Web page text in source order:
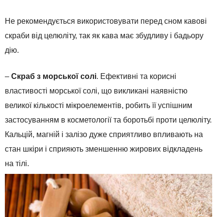
Не рекомендується використовувати перед сном кавові
скраби від целюліту, так як кава має збудливу і бадьору
дію.
– Скраб з морської солі. Ефективні та корисні
властивості морської солі, що викликані наявністю
великої кількості мікроелементів, робить її успішним
застосуванням в косметології та боротьбі проти целюліту.
Кальцій, магній і залізо дуже сприятливо впливають на
стан шкіри і сприяють зменшенню жирових відкладень
на тілі.